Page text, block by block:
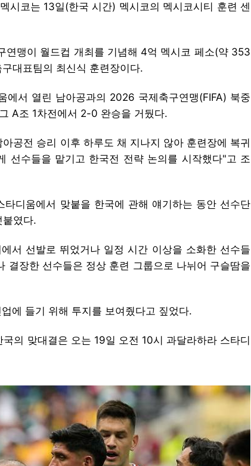
시코는 13일(한국 시간) 멕시코의 멕시코시티 훈련 센
연맹이 월드컵 개최를 기념해 4억 멕시코 페소(약 353
대표팀의 최신식 훈련장이다.
에서 열린 남아공과의 2026 국제축구연맹(FIFA) 북중
A조 1차전에서 2-0 완승을 거뒀다.
공전 승리 이후 하루도 채 지나지 않아 훈련장에 복귀
선수들을 맡기고 한국전 전략 논의를 시작했다"고 조
디움에서 맞붙을 한국에 관해 얘기하는 동안 선수단
였다.
서 선발로 뛰었거나 일정 시간 이상을 소화한 선수들
결장한 선수들은 정상 훈련 그룹으로 나뉘어 구슬땀을
에 들기 위해 투지를 보여줬다고 짚었다.
의 맞대결은 오는 19일 오전 10시 과달라하라 스타디